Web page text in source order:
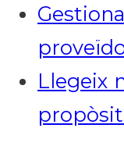
Llegeix